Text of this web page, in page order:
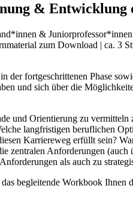
&
& Juniorprofessor*innen
zum Download | ca. 3
der fortgeschrittenen Phase
und sich über die
und Orientierung zu
langfristigen beruflichen
Karriereweg erfüllt sein?
zentralen Anforderungen
als auch zu
begleitende Workbook